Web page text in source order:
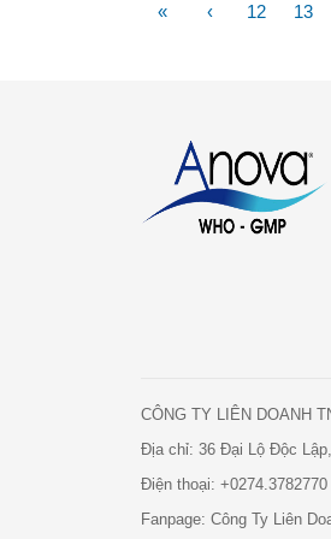
« ‹ 12 13
CÔNG TY LIÊN DOANH
Địa chỉ: 36 Đại Lộ Độc
Điện thoại: +0274.3782770
Fanpage: Công Ty Liên